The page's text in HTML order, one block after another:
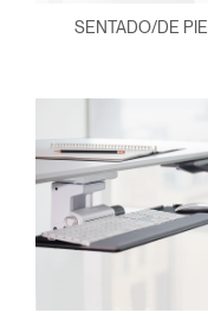
SENTADO/DE PIE